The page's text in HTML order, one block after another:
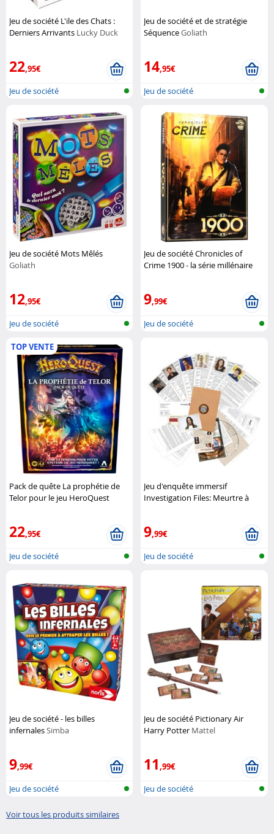
Jeu de société L'ile des Chats :
Derniers Arrivants Lucky Duck
22,95€
Jeu de société
Jeu de société et de stratégie
SéquenceGoliath
14,95€
Jeu de société
Jeu de société Mots Mêlés
Goliath
12,95€
Jeu de société
Jeu de société Chronicles of
Crime 1900 - la série millénaire
9,99€
Jeu de société
TOP VENTE
Pack de quête La prophétie de
Telor pour le jeu HeroQuest
22,95€
Jeu de société
Jeu d'enquête immersif
Investigation Files: Meurtre à
9,99€
Jeu de société
Jeu de société - les billes
infernalesSimba
9,99€
Jeu de société
Jeu de société Pictionary Air
Harry Potter Mattel
11,99€
Jeu de société
Voir tous les produits similaires